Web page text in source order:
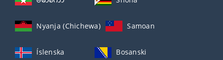
Nyanja (Chichewa) Samoan
Íslenska Bosanski